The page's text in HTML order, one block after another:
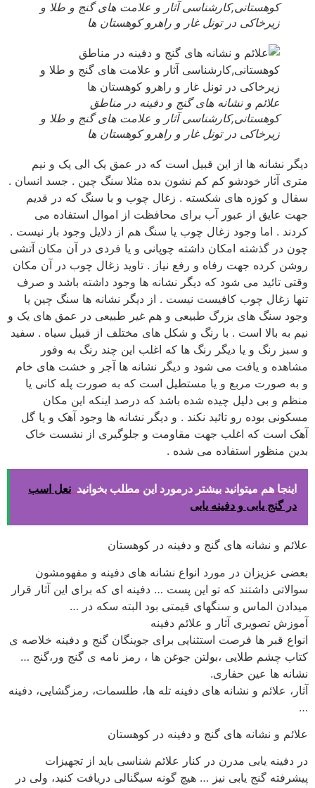
کوهستانی,کارشناسی آثار و علامت های گنج و طلا و
زیرخاکی در تونل غار و راهرو کوهستان ها
علائم و نشانه های گنج و دفینه در مناطق
کوهستانی,کارشناسی آثار و علامت های گنج و طلا و
زیرخاکی در تونل غار و راهرو کوهستان ها
دیگر نشانه ها از این قبیل است که در عمق یک الی یک و نیم
متری آثار خودشو کم کم نشون بده مثلا سنگ چین . جسد انسان .
سفال و کوزه های شکسته . زغال چوب و با سنگ که در قدیم
جهت عایق از عبور آب برای محافظت از اموال استفاده می
کردند . اما وجود زغال چوب یا سنگ هم از دلایل وجود بار نیست .
چون در گذشته امکان داشته چوپانی و یا فردی در آن مکان آتشی
روشن کرده جهت رفاه و رفع نیاز . تاوید زغال چوب در آن مکان
وقتی تائید می شود که دیگر نشانه ها وجود داشته باشد و صرف
تنها زغال چوب کافیست نیست . از دیگر نشانه ها سنگ چین یا
وجود سنگ های بزرگ طبیعی و هم غیر طبیعی در عمق های یک و
نیم به بالا است . با رنگ و شکل های مختلف از قبیل سیاه . سفید
و سبز رنگ و یا دیگر رنگ ها که اغلب این چند رنگ به وفور
مشاهده و یافت می شود و دیگر نشانه ها آجر و خشت های خام
و به صورت مربع و یا مستطیل است که به صورت پله کانی یا
منظم و بی دلیل چیده شده باشد که درصد اینکه این مکان
مسکونی بوده رو تائید نکند . و دیگر نشانه ها وجود آهک و یا گل
آهک است که اغلب جهت مقاومت و جلوگیری از نشست خاک
بدین منظور استفاده می شده .
اینجا هم میتوانید بیشتر درمورد این مطلب بخوانید نعل اسب
در گنج یابی و دفینه یابی
علائم و نشانه های گنج و دفینه در کوهستان
بعضی عزیزان در مورد انواع نشانه های دفینه و مفهومشون
سوالاتی داشتند که تو این پست … دفینه ای که برای این آثار قرار
میدادن الماس و سنگهای قیمتی بود البته سکه در …
آموزش تصویری آثار و علائم دفینه
انواع قبر ها فرصت استثنایی برای جوینگان گنج و دفینه خلاصه ی
کتاب چشم طلایی ،بولتن جوغن ها ، رمز نامه ی گنج ور،گنج …
نشانه ها عین حفاری.
آثار، علائم و نشانه های دفینه تله ها، طلسمات، رمزگشایی، دفینه
…
علائم و نشانه های گنج و دفینه در کوهستان
در دفینه یابی مدرن در کنار علائم شناسی باید از تجهیزات
پیشرفته گنج یابی نیز … هیچ گونه سیگنالی دریافت کنید، ولی در